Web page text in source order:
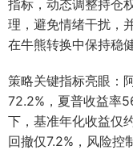
指标，动态调整持仓
理，避免情绪干扰，
在牛熊转换中保持稳健
策略关键指标亮眼：
72.2%，夏普收益率
下，基准年化收益仅
回撤仅7.2%，风险控